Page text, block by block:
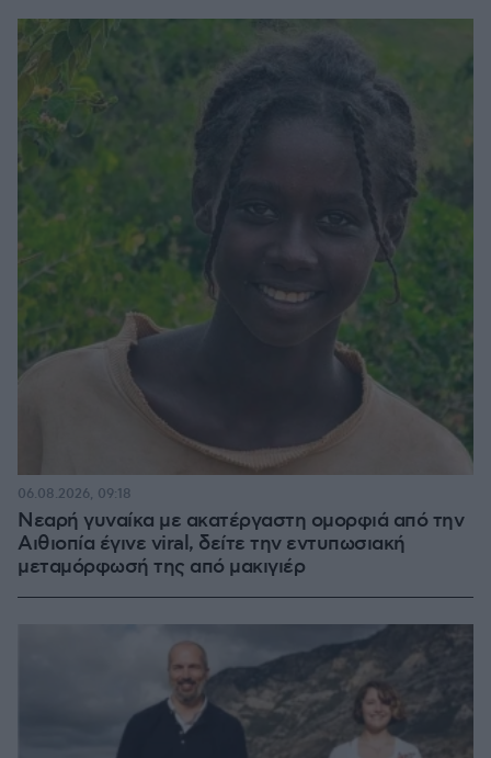
Νεαρή γυναίκα με ακατέργαστη ομορφιά από την
Αιθιοπία έγινε viral, δείτε την εντυπωσιακή
μεταμόρφωσή της από μακιγιέρ
06.08.2026, 09:18